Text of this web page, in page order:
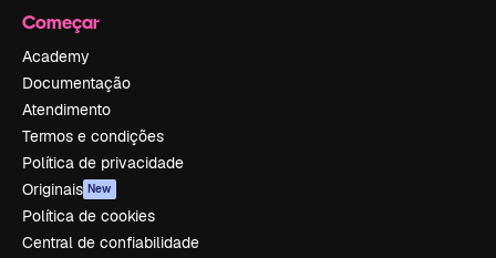
Começar
Academy
Documentação
Atendimento
Termos e condições
Política de privacidade
Originais New
Política de cookies
Central de confiabilidade